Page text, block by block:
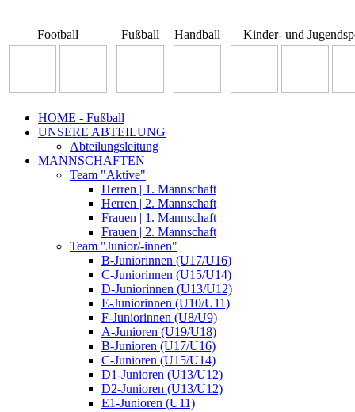
Football Fußball Handball Kinder- und
HOME - Fußball
UNSERE ABTEILUNG
Abteilungsleitung
MANNSCHAFTEN
Team "Aktive"
Herren | 1. Mannschaft
Herren | 2. Mannschaft
Frauen | 1. Mannschaft
Frauen | 2. Mannschaft
Team "Junior/-innen"
B-Juniorinnen (U17/U16)
C-Juniorinnen (U15/U14)
D-Juniorinnen (U13/U12)
E-Juniorinnen (U10/U11)
F-Juniorinnen (U8/U9)
A-Junioren (U19/U18)
B-Junioren (U17/U16)
C-Junioren (U15/U14)
D1-Junioren (U13/U12)
D2-Junioren (U13/U12)
E1-Junioren (U11)